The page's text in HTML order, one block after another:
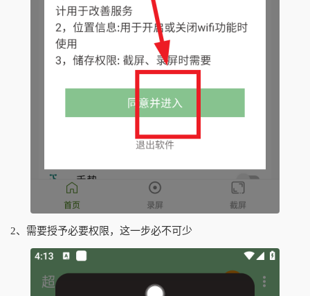
2、需要授予必要权限，这一步必不可少